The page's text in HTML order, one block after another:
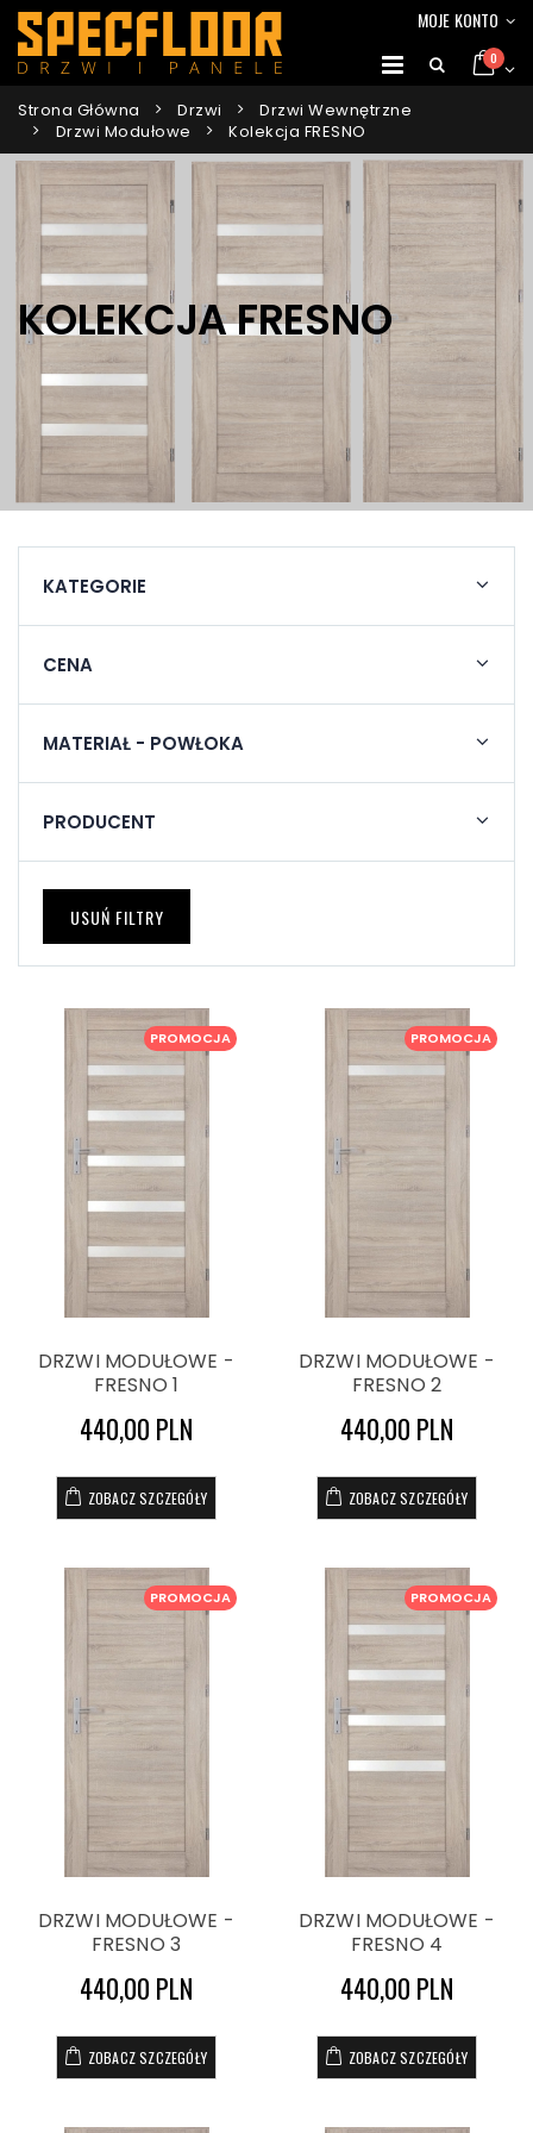
MOJE KONTO
0
Strona Główna Drzwi
Drzwi Wewnętrzne
Drzwi Modułowe
Kolekcja FRESNO
KOLEKCJA FRESNO
KATEGORIE
CENA
MATERIAŁ - POWŁOKA
PRODUCENT
USUŃ FILTRY
PROMOCJA
DRZWI MODUŁOWE -
FRESNO 1
440,00 PLN
ZOBACZ SZCZEGÓŁY
PROMOCJA
DRZWI MODUŁOWE -
FRESNO 2
440,00 PLN
ZOBACZ SZCZEGÓŁY
PROMOCJA
DRZWI MODUŁOWE -
FRESNO 3
440,00 PLN
ZOBACZ SZCZEGÓŁY
PROMOCJA
DRZWI MODUŁOWE -
FRESNO 4
440,00 PLN
ZOBACZ SZCZEGÓŁY